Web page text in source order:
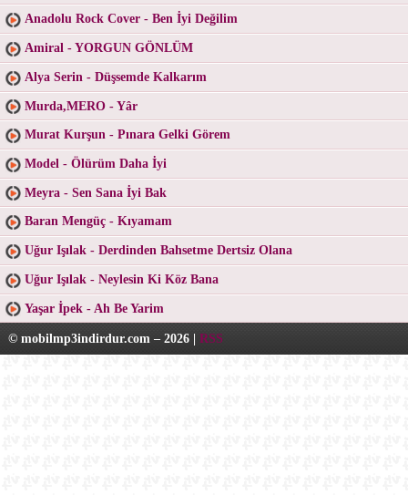
Anadolu Rock Cover - Ben İyi Değilim
Amiral - YORGUN GÖNLÜM
Alya Serin - Düşsemde Kalkarım
Murda,MERO - Yâr
Murat Kurşun - Pınara Gelki Görem
Model - Ölürüm Daha İyi
Meyra - Sen Sana İyi Bak
Baran Mengüç - Kıyamam
Uğur Işılak - Derdinden Bahsetme Dertsiz Olana
Uğur Işılak - Neylesin Ki Köz Bana
Yaşar İpek - Ah Be Yarim
© mobilmp3indirdur.com – 2026 | RSS